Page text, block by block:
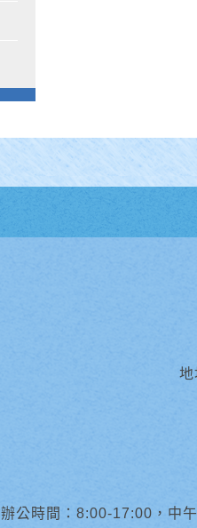
辦公時間：8:00-17:00，中